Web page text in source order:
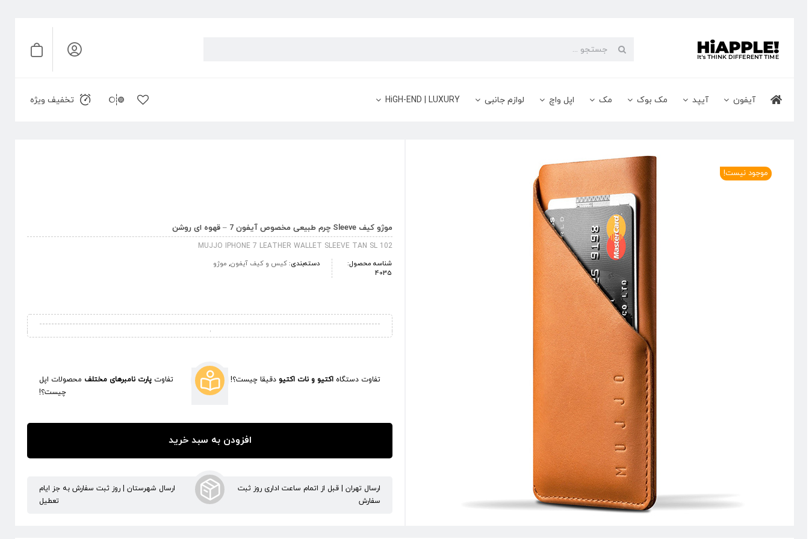
content
جستجو
آیفون آیپد مک بوک مک اپل واچ لوازم جانبی HiGH-END | LUXURY تخفیف ویژه
موجود نیست!
موژو کیف Sleeve چرم طبیعی مخصوص آیفون 7 – قهوه ای روشن
MUJJO IPHONE 7 LEATHER WALLET SLEEVE TAN SL 102
شناسه محصول:
4035
دسته‌بندی:کیس و کیف آیفون, موژو
تفاوت دستگاه اکتیو و نات اکتیو دقیقا چیست؟! تفاوت پارت نامبرهای مختلف محصولات اپل
چیست؟!
افزودن به سبد خرید
ارسال تهران | قبل از اتمام ساعت اداری روز ثبت
سفارش
ارسال شهرستان | روز ثبت سفارش به جز ایام
تعطیل